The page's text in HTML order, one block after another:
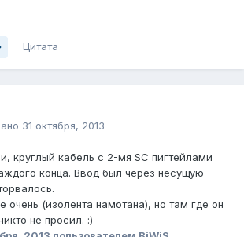
Цитата
31 октября, 2013
круглый кабель с 2-мя SC пигтейлами
конца. Ввод был через несущую
очень (изолента намотана), но там где он
не просил. :)